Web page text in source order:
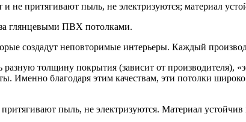
притягивают пыль, не электризуются; материал
за глянцевыми ПВХ потолками.
создадут неповторимые интерьеры. Каждый
толщину покрытия (зависит от производителя),
Именно благодаря этим качествам, эти потолки
пыль, не электризуются. Материал